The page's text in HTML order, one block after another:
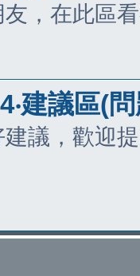
，在此區
4‧建議區(
議，歡迎提